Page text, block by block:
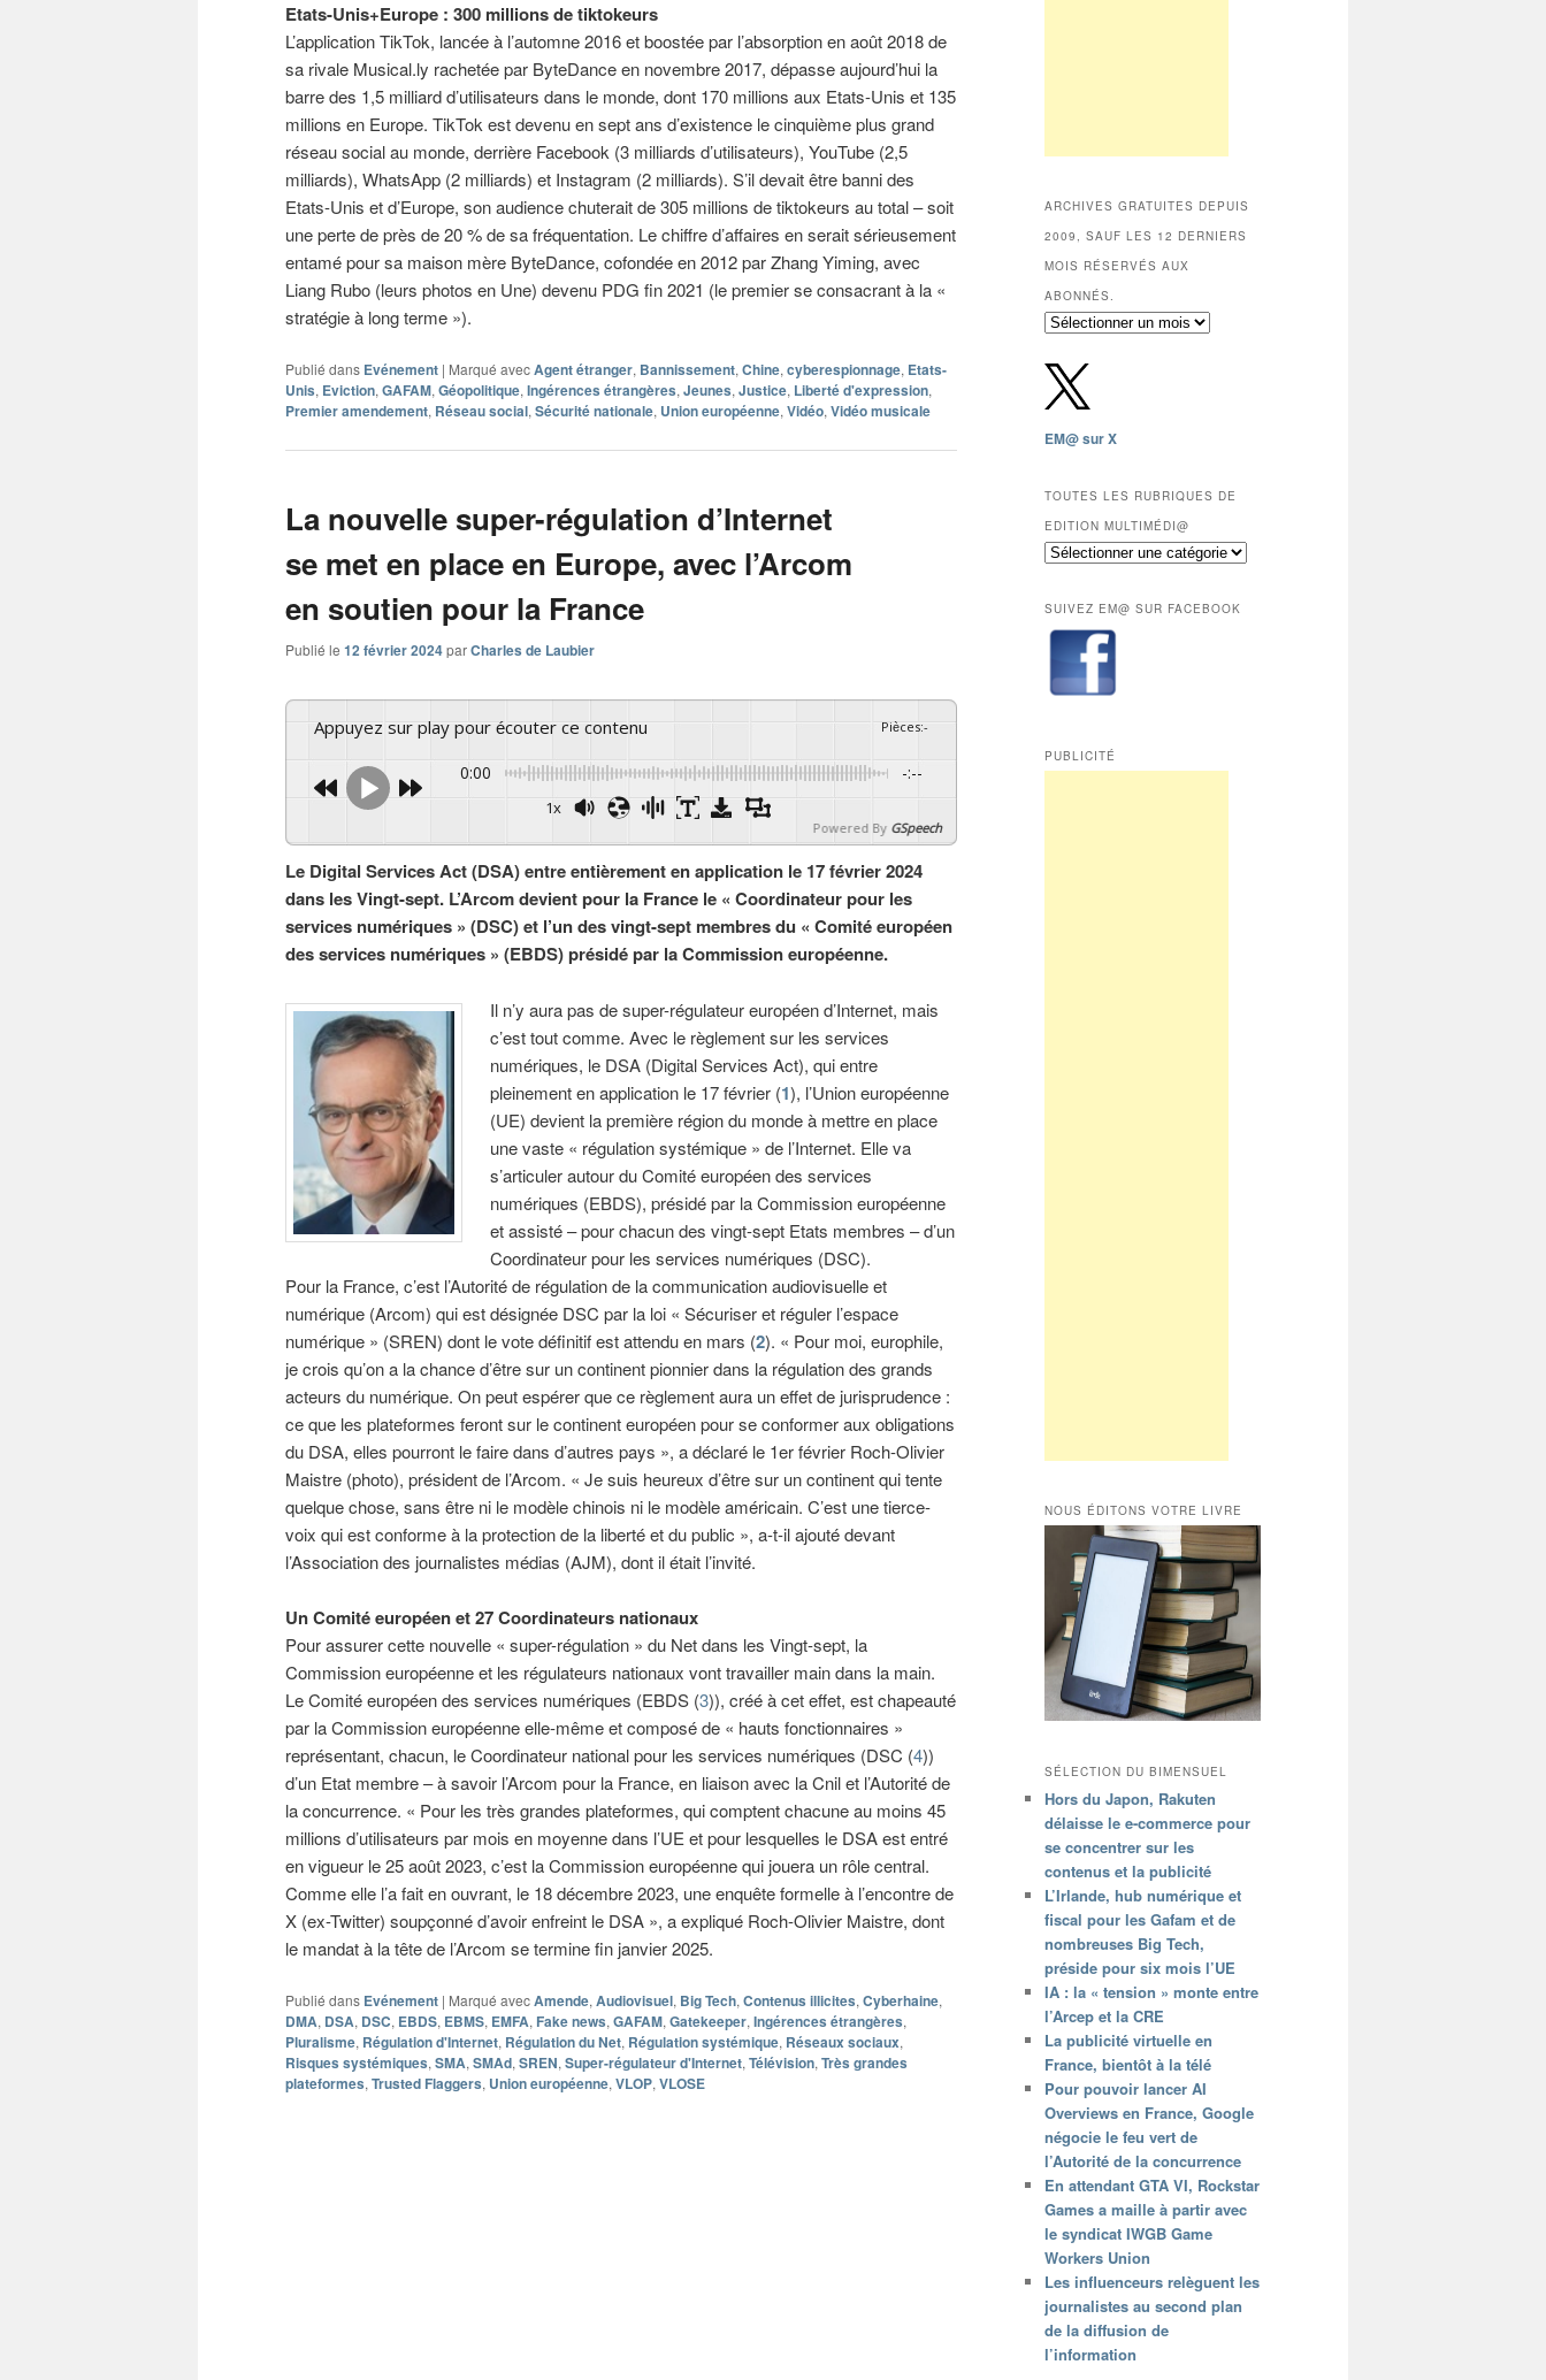
Etats-Unis+Europe : 300 millions de tiktokeurs
L’application TikTok, lancée à l’automne 2016 et boostée par l’absorption en août 2018 de
sa rivale Musical.ly rachetée par ByteDance en novembre 2017, dépasse aujourd’hui la
barre des 1,5 milliard d’utilisateurs dans le monde, dont 170 millions aux Etats-Unis et 135
millions en Europe. TikTok est devenu en sept ans d’existence le cinquième plus grand
réseau social au monde, derrière Facebook (3 milliards d’utilisateurs), YouTube (2,5
milliards), WhatsApp (2 milliards) et Instagram (2 milliards). S’il devait être banni des
Etats-Unis et d’Europe, son audience chuterait de 305 millions de tiktokeurs au total – soit
une perte de près de 20 % de sa fréquentation. Le chiffre d’affaires en serait sérieusement
entamé pour sa maison mère ByteDance, cofondée en 2012 par Zhang Yiming, avec
Liang Rubo (leurs photos en Une) devenu PDG fin 2021 (le premier se consacrant à la «
stratégie à long terme »).
Publié dans Evénement | Marqué avecAgent étranger, Bannissement,Chine,cyberespionnage, Etats-
Unis, Eviction,GAFAM,Géopolitique,Ingérences étrangères,Jeunes,Justice, Liberté d'expression,
Premier amendement, Réseau social,Sécurité nationale, Union européenne,Vidéo,Vidéo musicale
La nouvelle super-régulation d’Internet
se met en place en Europe, avec l’Arcom
en soutien pour la France
Publié le 12 février 2024parCharles de Laubier
Appuyez sur play pour écouter ce contenu Pièces:-
0:00 -:--
1x
Powered By GSpeech
Le Digital Services Act (DSA) entre entièrement en application le 17 février 2024
dans les Vingt-sept. L’Arcom devient pour la France le « Coordinateur pour les
services numériques » (DSC) et l’un des vingt-sept membres du « Comité européen
des services numériques » (EBDS) présidé par la Commission européenne.
Il n’y aura pas de super-régulateur européen d’Internet, mais
c’est tout comme. Avec le règlement sur les services
numériques, le DSA (Digital Services Act), qui entre
pleinement en application le 17 février (1), l’Union européenne
(UE) devient la première région du monde à mettre en place
une vaste « régulation systémique » de l’Internet. Elle va
s’articuler autour du Comité européen des services
numériques (EBDS), présidé par la Commission européenne
et assisté – pour chacun des vingt-sept Etats membres – d’un
Coordinateur pour les services numériques (DSC).
Pour la France, c’est l’Autorité de régulation de la communication audiovisuelle et
numérique (Arcom) qui est désignée DSC par la loi « Sécuriser et réguler l’espace
numérique » (SREN) dont le vote définitif est attendu en mars (2). « Pour moi, europhile,
je crois qu’on a la chance d’être sur un continent pionnier dans la régulation des grands
acteurs du numérique. On peut espérer que ce règlement aura un effet de jurisprudence :
ce que les plateformes feront sur le continent européen pour se conformer aux obligations
du DSA, elles pourront le faire dans d’autres pays », a déclaré le 1er février Roch-Olivier
Maistre (photo), président de l’Arcom. « Je suis heureux d’être sur un continent qui tente
quelque chose, sans être ni le modèle chinois ni le modèle américain. C’est une tierce-
voix qui est conforme à la protection de la liberté et du public », a-t-il ajouté devant
l’Association des journalistes médias (AJM), dont il était l’invité.
Un Comité européen et 27 Coordinateurs nationaux
Pour assurer cette nouvelle « super-régulation » du Net dans les Vingt-sept, la
Commission européenne et les régulateurs nationaux vont travailler main dans la main.
Le Comité européen des services numériques (EBDS (3)), créé à cet effet, est chapeauté
par la Commission européenne elle-même et composé de « hauts fonctionnaires »
représentant, chacun, le Coordinateur national pour les services numériques (DSC (4))
d’un Etat membre – à savoir l’Arcom pour la France, en liaison avec la Cnil et l’Autorité de
la concurrence. « Pour les très grandes plateformes, qui comptent chacune au moins 45
millions d’utilisateurs par mois en moyenne dans l’UE et pour lesquelles le DSA est entré
en vigueur le 25 août 2023, c’est la Commission européenne qui jouera un rôle central.
Comme elle l’a fait en ouvrant, le 18 décembre 2023, une enquête formelle à l’encontre de
X (ex-Twitter) soupçonné d’avoir enfreint le DSA », a expliqué Roch-Olivier Maistre, dont
le mandat à la tête de l’Arcom se termine fin janvier 2025.
Publié dans Evénement | Marqué avecAmende,Audiovisuel, Big Tech,Contenus illicites,Cyberhaine,
DMA, DSA, DSC, EBDS, EBMS, EMFA, Fake news,GAFAM,Gatekeeper,Ingérences étrangères,
Pluralisme, Régulation d'Internet, Régulation du Net, Régulation systémique, Réseaux sociaux,
Risques systémiques,SMA,SMAd,SREN,Super-régulateur d'Internet,Télévision,Très grandes
plateformes,Trusted Flaggers, Union européenne,VLOP,VLOSE
ARCHIVES GRATUITES DEPUIS
2009, SAUF LES 12 DERNIERS
MOIS RÉSERVÉS AUX
ABONNÉS.
Archives
depuis
2009,
sauf
les
mois
réservés
aux
abonnés.
EM@ sur X
TOUTES LES RUBRIQUES DE
EDITION MULTIMÉDI@
Toutes
de
Edition
Multimédi@
SUIVEZ EM@ SUR FACEBOOK
PUBLICITÉ
NOUS ÉDITONS VOTRE LIVRE
SÉLECTION DU BIMENSUEL
Hors du Japon, Rakuten
délaisse le e-commerce pour
se concentrer sur les
contenus et la publicité
L’Irlande, hub numérique et
fiscal pour les Gafam et de
nombreuses Big Tech,
préside pour six mois l’UE
IA : la « tension » monte entre
l’Arcep et la CRE
La publicité virtuelle en
France, bientôt à la télé
Pour pouvoir lancer AI
Overviews en France, Google
négocie le feu vert de
l’Autorité de la concurrence
En attendant GTA VI, Rockstar
Games a maille à partir avec
le syndicat IWGB Game
Workers Union
Les influenceurs relèguent les
journalistes au second plan
de la diffusion de
l’information